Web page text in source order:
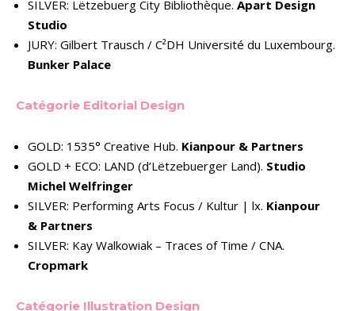
SILVER: Lëtzebuerg City Bibliothèque. Apart Design
Studio
JURY: Gilbert Trausch / C²DH Université du Luxembourg.
Bunker Palace
Catégorie Editorial Design
GOLD: 1535° Creative Hub. Kianpour & Partners
GOLD + ECO: LAND (d’Lëtzebuerger Land). Studio
Michel Welfringer
SILVER: Performing Arts Focus / Kultur | lx. Kianpour
& Partners
SILVER: Kay Walkowiak – Traces of Time / CNA.
Cropmark
Catégorie Illustration Design